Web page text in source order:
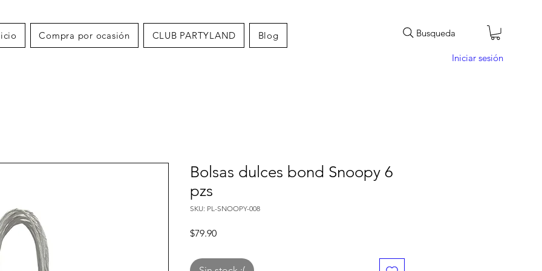
Compra por ocasión CLUB PARTYLAND Blog Busqueda
Iniciar sesión
Bolsas dulces bond Snoopy 6
pzs
SKU: PL-SNOOPY-008
$79.90Precio